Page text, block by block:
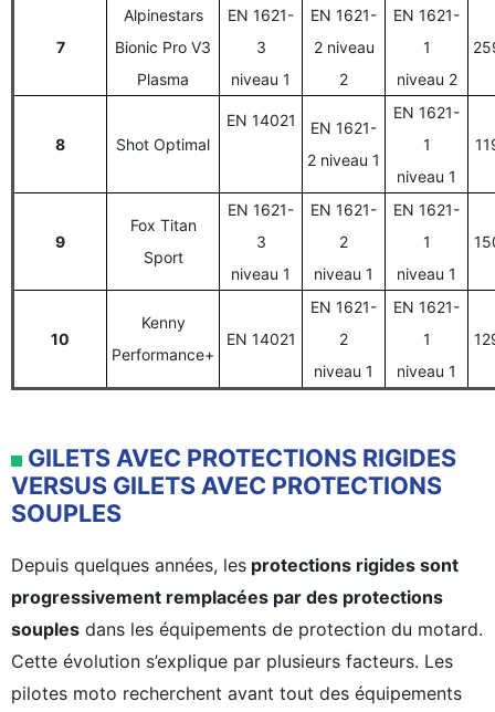
7
Alpinestars
Bionic Pro V3
Plasma
EN 1621-
3
niveau 1
EN 1621-
2 niveau
2
EN 1621-
1
niveau 2
8 Shot Optimal
EN 14021
EN 1621-
2 niveau 1
EN 1621-
1
niveau 1
9
Fox Titan
Sport
EN 1621-
3
niveau 1
EN 1621-
2
niveau 1
EN 1621-
1
niveau 1
10
Kenny
Performance+
EN 14021
EN 1621-
2
niveau 1
EN 1621-
1
niveau 1
GILETS AVEC PROTECTIONS RIGIDES
VERSUS GILETS AVEC PROTECTIONS
SOUPLES
Depuis quelques années, les protections rigides sont
progressivement remplacées par des protections
souples dans les équipements de protection du motard.
Cette évolution s’explique par plusieurs facteurs. Les
pilotes moto recherchent avant tout des équipements